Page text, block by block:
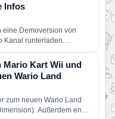
Infos
eine Demoversion von
Kanal runterladen.
Mario Kart Wii und
Wario Land
zum neuen Wario Land
Außerdem endet